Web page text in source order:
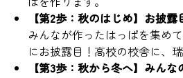
【第2歩：秋のはじめ】お披露
みんなが作ったはっぱを集め
にお披露目！高校の校舎に、
【第3歩：秋から冬へ】みんな